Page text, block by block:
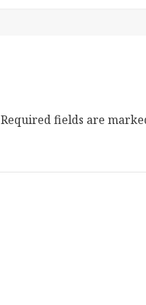
Required fields are